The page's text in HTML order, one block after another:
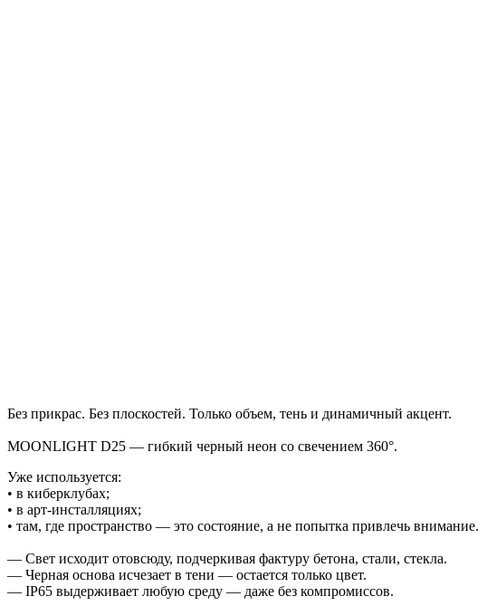
Без прикрас. Без плоскостей. Только объем, тень и динамичный акцент.
MOONLIGHT D25 — гибкий черный неон со свечением 360°.
Уже используется:
• в киберклубах;
• в арт-инсталляциях;
• там, где пространство — это состояние, а не попытка привлечь внимание.
— Свет исходит отовсюду, подчеркивая фактуру бетона, стали, стекла.
— Черная основа исчезает в тени — остается только цвет.
— IP65 выдерживает любую среду — даже без компромиссов.